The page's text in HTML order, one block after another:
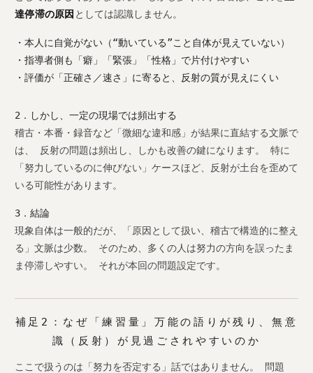
達停滞の原因 としては認識しません。
・本人に自覚がない（“動いている”こと自体が見えていない）
・指導者側も「癖」「緊張」「性格」で片付けやすい
・評価が「正確さ／速さ」に寄ると、反射の質が見えにくい
2．しかし、一定の現場では頻出する
稽古・本番・録音など「微細な違和感」が結果に直結する文脈で
は、 反射の問題は頻出し、しかも改善の鍵になります。 特に
「努力しているのに伸びない」ケースほど、反射が土台を歪めて
いる可能性があります。
3．結論
現象自体は一般的だが、「原因として扱い、稽古で構造的に整え
る」文脈は少数。 そのため、多くの人は努力の方向を誤ったま
ま停滞しやすい。 それが本回の問題設定です。
補足2：なぜ「練習量」万能の語りが残り、無意
識（反射）が見過ごされやすいのか
ここで扱うのは「努力を否定する」話ではありません。 問題